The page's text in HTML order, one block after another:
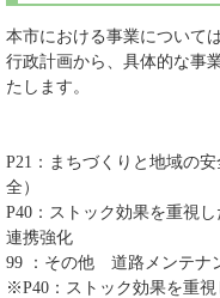
本市における事業について
行政計画から、具体的な事
たします。
P21：まちづくりと地域の
全）
P40：ストック効果を重視
連携強化
99 ：その他 道路メンテナ
※P40：ストック効果を重